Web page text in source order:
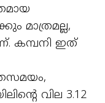
മാത്രമല്ല,
കമ്പനി ഇത്
വില 3.12